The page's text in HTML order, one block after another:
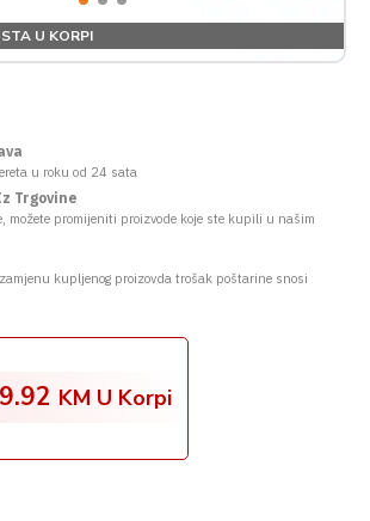
U KORPI
KM U Korpi
u roku od 24 sata
Trgovine
možete promijeniti proizvode koje ste kupili u našim
kupljenog proizovda trošak poštarine snosi